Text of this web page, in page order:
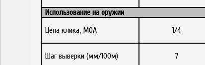
Использование на оружии
Цена клика, МОА
1/4
Шаг выверки (мм/100м) 7